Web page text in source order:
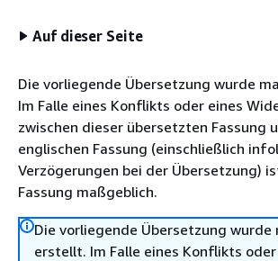
Auf dieser Seite
Die vorliegende Übersetzung wurde
Im Falle eines Konflikts oder eines
zwischen dieser übersetzten Fassung
englischen Fassung (einschließlich
Verzögerungen bei der Übersetzung)
Fassung maßgeblich.
Die vorliegende Übersetzung wurde
erstellt. Im Falle eines Konflikts oder